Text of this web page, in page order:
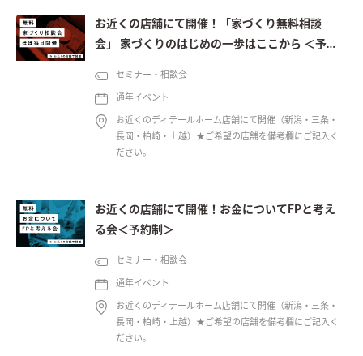
お近くの店舗にて開催！「家づくり無料相談
会」 家づくりのはじめの一歩はここから ＜予約
セミナー・相談会
通年イベント
お近くのディテールホーム店舗にて開催（新潟・三条・
長岡・柏崎・上越）★ご希望の店舗を備考欄にご記入く
ださい。
お近くの店舗にて開催！お金についてFPと考え
る会＜予約制＞
セミナー・相談会
通年イベント
お近くのディテールホーム店舗にて開催（新潟・三条・
長岡・柏崎・上越）★ご希望の店舗を備考欄にご記入く
ださい。